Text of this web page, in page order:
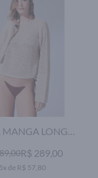
MANGA LONGA
R$ 289,00
5x de R$ 57,80